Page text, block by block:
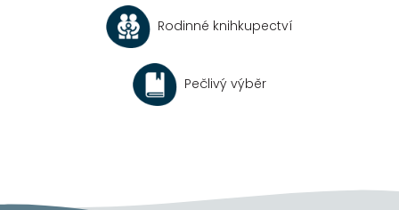
r
v
v
Rodinné knihkupectví
Pečlivý výběr